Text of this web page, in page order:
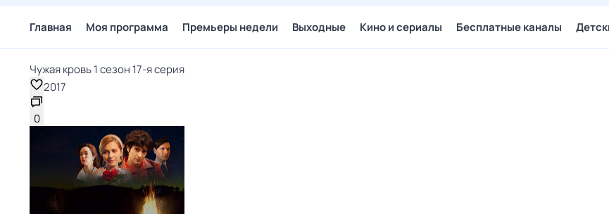
Главная Моя программа Премьеры недели Выходные Кино и сериалы Бесплатные каналы
Чужая кровь 1 сезон 17-я серия
2017
0